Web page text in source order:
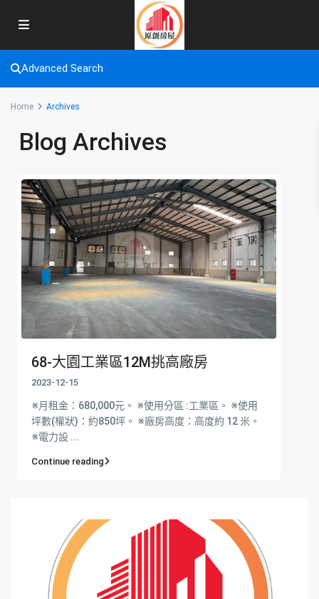
Advanced Search
Home Archives
Blog Archives
68-大園工業區12M挑高廠房
2023-12-15
※月租金：680,000元。 ※使用分區 :工業區。 ※使用
坪數(權狀)：約850坪。 ※廠房高度：高度約 12 米。
※電力設 ...
Continue reading